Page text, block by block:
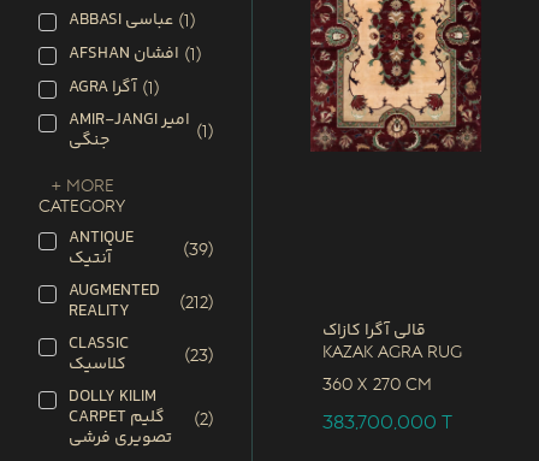
ABBASI عباسی (1)
AFSHAN افشان (1)
AGRA آگرا (1)
AMIR-JANGI امیر
جنگی (1)
+ More
CATEGORY
ANTIQUE
آنتیک (39)
AUGMENTED
REALITY (212)
CLASSIC
کلاسیک (23)
DOLLY KILIM
CARPET گلیم
تصویری فرشی
(2)
قالی آگرا کازاک
Kazak Agra Rug
360 x 270 CM
383,700,000T